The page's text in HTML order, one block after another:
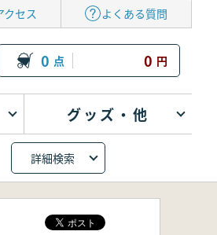
クセス よくある質問
0 点 0 円
グッズ・他
詳細検索